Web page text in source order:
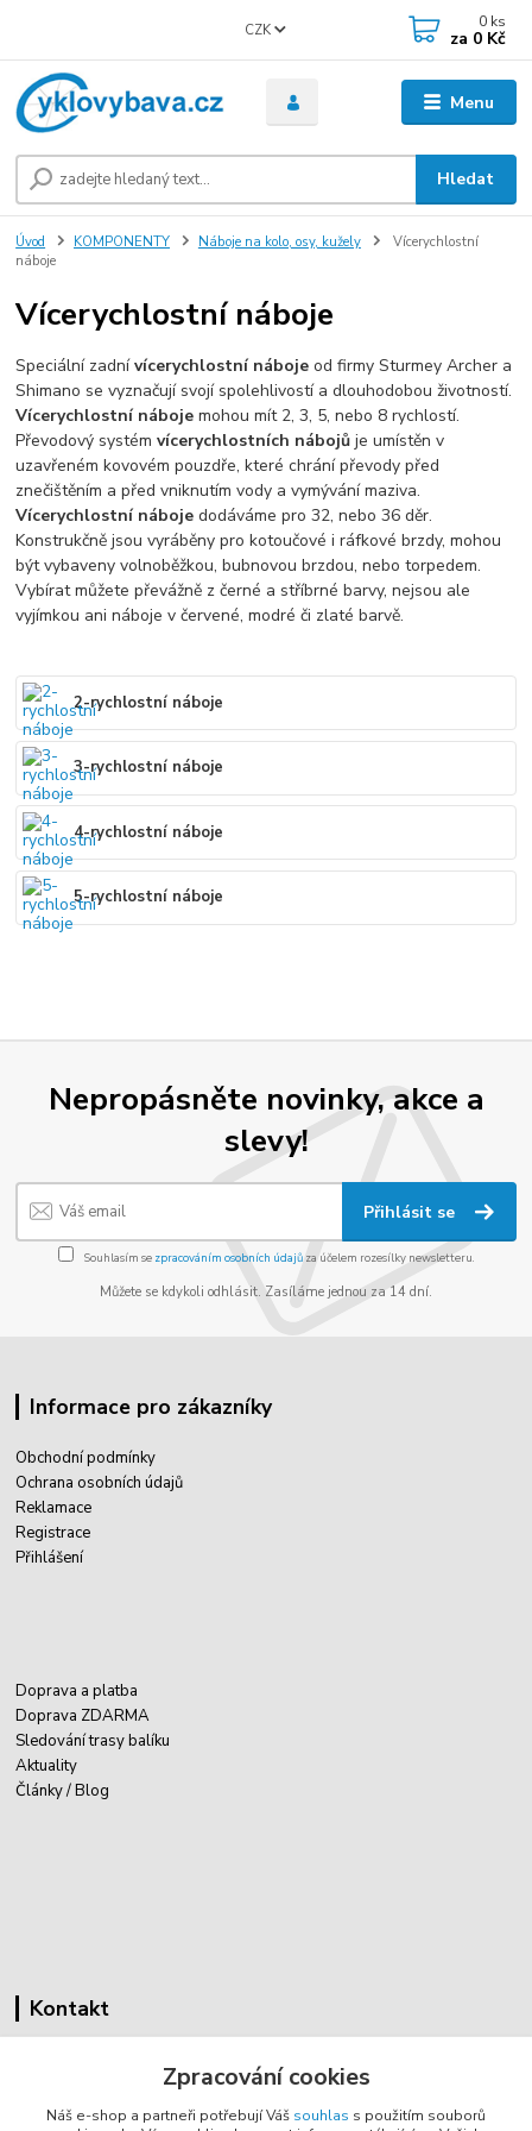
Menu
CZK
Hledat
0 ks
za 0 Kč
Úvod KOMPONENTY Náboje na kolo, osy, kužely
Vícerychlostní
náboje
Vícerychlostní náboje
Speciální zadnívícerychlostní náboje od firmy Sturmey Archer a
Shimano se vyznačují svojí spolehlivostí a dlouhodobou životností.
Vícerychlostní náboje mohou mít 2, 3, 5, nebo 8 rychlostí.
Převodový systémvícerychlostních nábojů je umístěn v
uzavřeném kovovém pouzdře, které chrání převody před
znečištěním a před vniknutím vody a vymývání maziva.
Vícerychlostní náboje dodáváme pro 32, nebo 36 děr.
Konstrukčně jsou vyráběny pro kotoučové i ráfkové brzdy, mohou
být vybaveny volnoběžkou, bubnovou brzdou, nebo torpedem.
Vybírat můžete převážně z černé a stříbrné barvy, nejsou ale
vyjímkou ani náboje v červené, modré či zlaté barvě.
2-rychlostní náboje
3-rychlostní náboje
4-rychlostní náboje
5-rychlostní náboje
Nepropásněte novinky, akce a
slevy!
Přihlásit se
Souhlasím se zpracováním osobních údajůza účelem rozesílky newsletteru.
Můžete se kdykoli odhlásit. Zasíláme jednou za 14 dní.
Informace pro zákazníky
Obchodní podmínky
Ochrana osobních údajů
Reklamace
Registrace
Přihlášení
Doprava a platba
Doprava ZDARMA
Sledování trasy balíku
Aktuality
Články / Blog
Kontakt
Zákostelí 83
Zpracování cookies
Náš e-shop a partneři potřebují Váš souhlas s použitím souborů